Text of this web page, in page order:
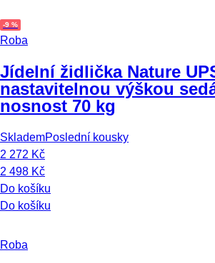
-9 %
Roba
Jídelní židlička Nature UP
nastavitelnou výškou
nosnost 70 kg
SklademPoslední kousky
2 272 Kč
2 498 Kč
Do košíku
Do košíku
Roba